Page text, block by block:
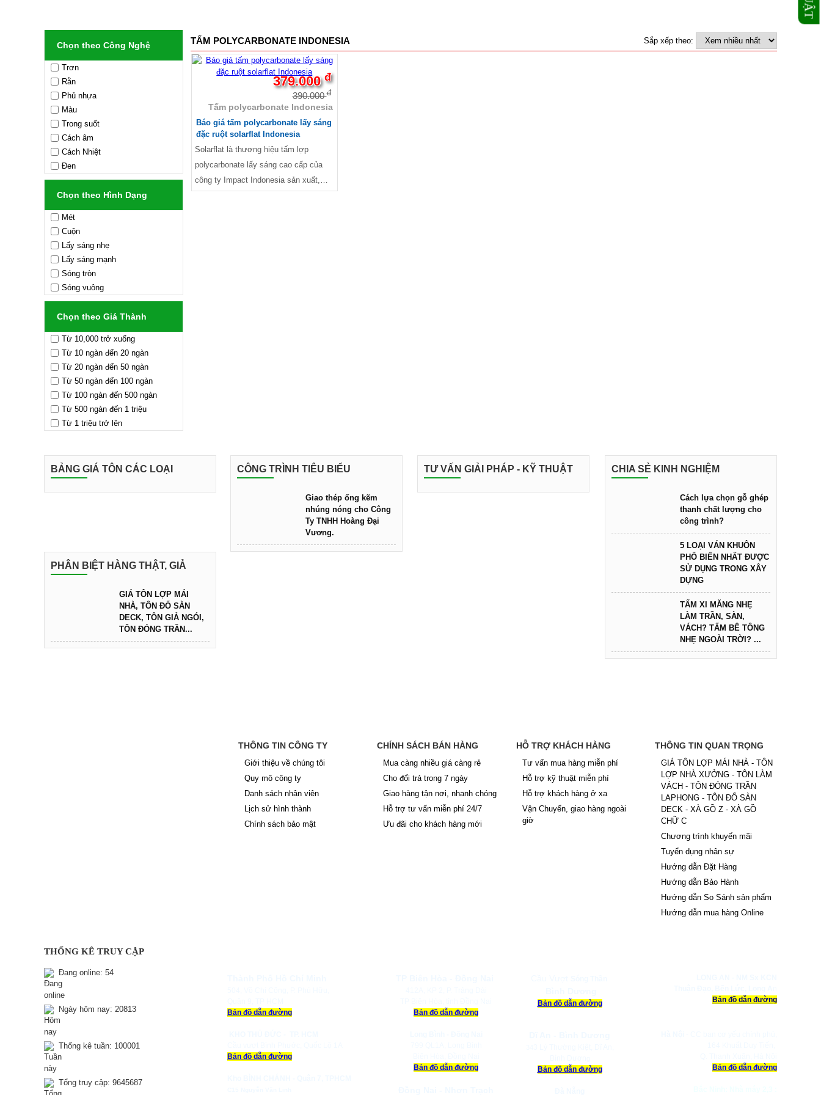
Chọn theo Công Nghệ
Trơn
Rằn
Phủ nhựa
Màu
Trong suốt
Cách âm
Cách Nhiệt
Đen
Chọn theo Hình Dạng
Mét
Cuộn
Lấy sáng nhẹ
Lấy sáng mạnh
Sóng tròn
Sóng vuông
Chọn theo Giá Thành
Từ 10,000 trở xuống
Từ 10 ngàn đến 20 ngàn
Từ 20 ngàn đến 50 ngàn
Từ 50 ngàn đến 100 ngàn
Từ 100 ngàn đến 500 ngàn
Từ 500 ngàn đến 1 triệu
Từ 1 triệu trở lên
TẤM POLYCARBONATE INDONESIA Sắp xếp theo:
379.000đ
390.000đ
Tấm polycarbonate Indonesia
Báo giá tấm polycarbonate lấy sáng
đặc ruột solarflat Indonesia
Solarflat là thương hiệu tấm lợp
polycarbonate lấy sáng cao cấp của
công ty Impact Indonesia sản xuất,
BẢNG GIÁ TÔN CÁC LOẠI CÔNG TRÌNH TIÊU BIỂU
Giao thép ống kẽm
nhúng nóng cho Công
Ty TNHH Hoàng Đại
Vương.
TƯ VẤN GIẢI PHÁP - KỸ THUẬT CHIA SẺ KINH NGHIỆM
Cách lựa chọn gỗ ghép
thanh chất lượng cho
công trình?
5 LOẠI VÁN KHUÔN
PHỔ BIẾN NHẤT ĐƯỢC
SỬ DỤNG TRONG XÂY
DỰNG
TẤM XI MĂNG NHẸ
LÀM TRẦN, SÀN,
VÁCH? TẤM BÊ TÔNG
NHẸ NGOÀI TRỜI? ...
PHÂN BIỆT HÀNG THẬT, GIẢ
GIÁ TÔN LỢP MÁI
NHÀ, TÔN ĐỔ SÀN
DECK, TÔN GIẢ NGÓI,
TÔN ĐÓNG TRẦN...
THÔNG TIN CÔNG TY
Giới thiệu về chúng tôi
Quy mô công ty
Danh sách nhân viên
Lịch sử hình thành
Chính sách bảo mật
CHÍNH SÁCH BÁN HÀNG
Mua càng nhiều giá càng rẻ
Cho đổi trả trong 7 ngày
Giao hàng tận nơi, nhanh chóng
Hỗ trợ tư vấn miễn phí 24/7
Ưu đãi cho khách hàng mới
HỖ TRỢ KHÁCH HÀNG
Tư vấn mua hàng miễn phí
Hỗ trợ kỹ thuật miễn phí
Hỗ trợ khách hàng ở xa
Vận Chuyển, giao hàng ngoài
giờ
THÔNG TIN QUAN TRỌNG
GIÁ TÔN LỢP MÁI NHÀ - TÔN
LỢP NHÀ XƯỞNG - TÔN LÀM
VÁCH - TÔN ĐÓNG TRẦN
LAPHONG - TÔN ĐỔ SÀN
DECK - XÀ GỒ Z - XÀ GỒ
CHỮ C
Chương trình khuyến mãi
Tuyển dụng nhân sự
Hướng dẫn Đặt Hàng
Hướng dẫn Bảo Hành
Hướng dẫn So Sánh sản phẩm
Hướng dẫn mua hàng Online
THỐNG KÊ TRUY CẬP
Đang online: 54
Ngày hôm nay: 20813
Thống kê tuần: 100001
Tổng truy cập: 9645687
Bản đồ dẫn đường
Bản đồ dẫn đường
Bản đồ dẫn đường
Bản đồ dẫn đường
Bản đồ dẫn đường
Bản đồ dẫn đường
Bản đồ dẫn đường
Bản đồ dẫn đường